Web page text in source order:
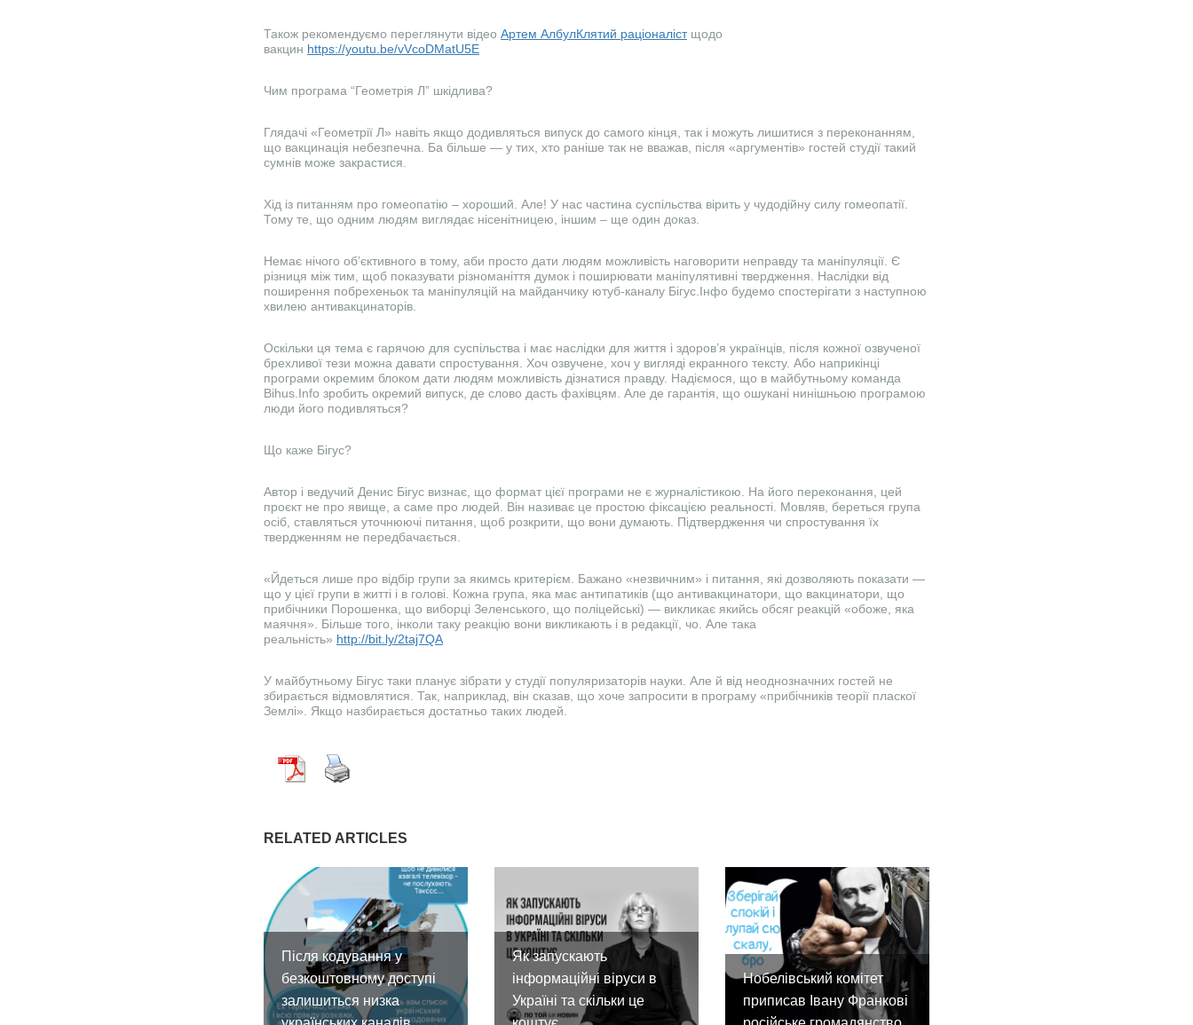
Також рекомендуємо переглянути відео Артем АлбулКлятий раціоналістщодо
вакцин https://youtu.be/vVcoDMatU5E
Чим програма “Геометрія Л” шкідлива?
Глядачі «Геометрії Л» навіть якщо додивляться випуск до самого кінця, так і можуть лишитися з переконанням,
що вакцинація небезпечна. Ба більше — у тих, хто раніше так не вважав, після «аргументів» гостей студії такий
сумнів може закрастися.
Хід із питанням про гомеопатію – хороший. Але! У нас частина суспільства вірить у чудодійну силу гомеопатії.
Тому те, що одним людям виглядає нісенітницею, іншим – ще один доказ.
Немає нічого об’єктивного в тому, аби просто дати людям можливість наговорити неправду та маніпуляції. Є
різниця між тим, щоб показувати різноманіття думок і поширювати маніпулятивні твердження. Наслідки від
поширення побрехеньок та маніпуляцій на майданчику ютуб-каналу Бігус.Інфо будемо спостерігати з наступною
хвилею антивакцинаторів.
Оскільки ця тема є гарячою для суспільства і має наслідки для життя і здоров’я українців, після кожної озвученої
брехливої тези можна давати спростування. Хоч озвучене, хоч у вигляді екранного тексту. Або наприкінці
програми окремим блоком дати людям можливість дізнатися правду. Надіємося, що в майбутньому команда
Bihus.Info зробить окремий випуск, де слово дасть фахівцям. Але де гарантія, що ошукані нинішньою програмою
люди його подивляться?
Що каже Бігус?
Автор і ведучий Денис Бігус визнає, що формат цієї програми не є журналістикою. На його переконання, цей
проєкт не про явище, а саме про людей. Він називає це простою фіксацією реальності. Мовляв, береться група
осіб, ставляться уточнюючі питання, щоб розкрити, що вони думають. Підтвердження чи спростування їх
твердженням не передбачається.
«Йдеться лише про відбір групи за якимсь критерієм. Бажано «незвичним» і питання, які дозволяють показати —
що у цієї групи в житті і в голові. Кожна група, яка має антипатиків (що антивакцинатори, що вакцинатори, що
прибічники Порошенка, що виборці Зеленського, що поліцейські) — викликає якийсь обсяг реакцій «обоже, яка
маячня». Більше того, інколи таку реакцію вони викликають і в редакції, чо. Але така
реальність» http://bit.ly/2taj7QA
У майбутньому Бігус таки планує зібрати у студії популяризаторів науки. Але й від неоднозначних гостей не
збирається відмовлятися. Так, наприклад, він сказав, що хоче запросити в програму «прибічників теорії пласкої
Землі». Якщо назбирається достатньо таких людей.
RELATED ARTICLES
Після кодування у
безкоштовному доступі
залишиться низка
Як запускають
інформаційні віруси в
Україні та скільки це
Нобелівський комітет
приписав Івану Франкові